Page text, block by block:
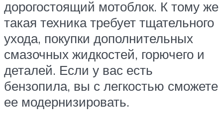
дорогостоящий мотоблок. К тому же
такая техника требует тщательного
ухода, покупки дополнительных
смазочных жидкостей, горючего и
деталей. Если у вас есть
бензопила, вы с легкостью сможете
ее модернизировать.